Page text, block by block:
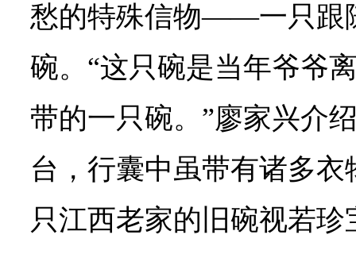
愁的特殊信物——一只跟
碗。“这只碗是当年爷爷
带的一只碗。”廖家兴介
台，行囊中虽带有诸多
只江西老家的旧碗视若